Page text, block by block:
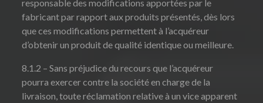
responsable des modifications apportées par le
fabricant par rapport aux produits présentés, dès lors
que ces modifications permettent à l’acquéreur
d’obtenir un produit de qualité identique ou meilleure.
8.1.2 – Sans préjudice du recours que l’acquéreur
pourra exercer contre la société en charge de la
livraison, toute réclamation relative à un vice apparent